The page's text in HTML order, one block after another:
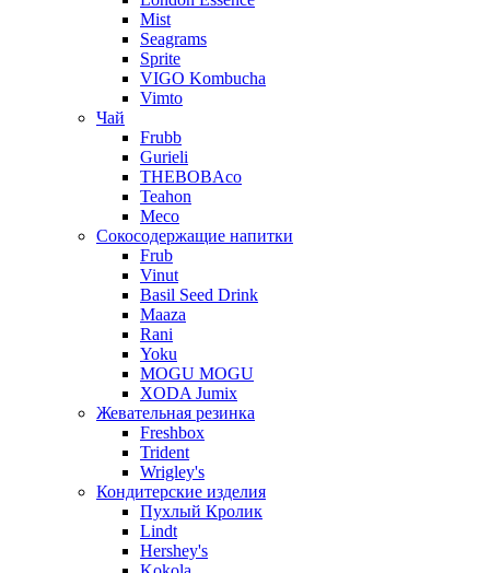
Mist
Seagrams
Sprite
VIGO Kombucha
Vimto
Чай
Frubb
Gurieli
THEBOBAco
Teahon
Meco
Сокосодержащие напитки
Frub
Vinut
Basil Seed Drink
Maaza
Rani
Yoku
MOGU MOGU
XODA Jumix
Жевательная резинка
Freshbox
Trident
Wrigley's
Кондитерские изделия
Пухлый Кролик
Lindt
Hershey's